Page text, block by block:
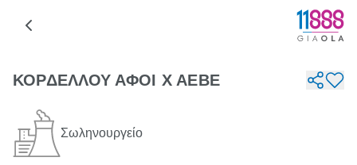
ΚΟΡΔΕΛΛΟΥ ΑΦΟΙ Χ ΑΕΒΕ
Σωληνουργείο